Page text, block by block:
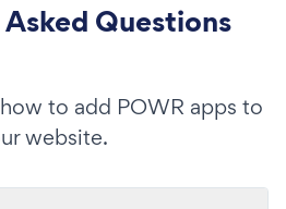
Questions
to add POWR apps to
website.